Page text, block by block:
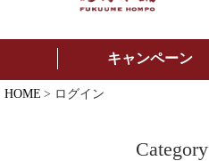
キャンペーン
HOME ログイン
Category